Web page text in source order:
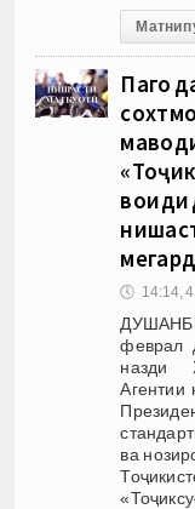
Матни
Пагоҳ
🕔 14:14,
феврал
назди
Агентии
ва